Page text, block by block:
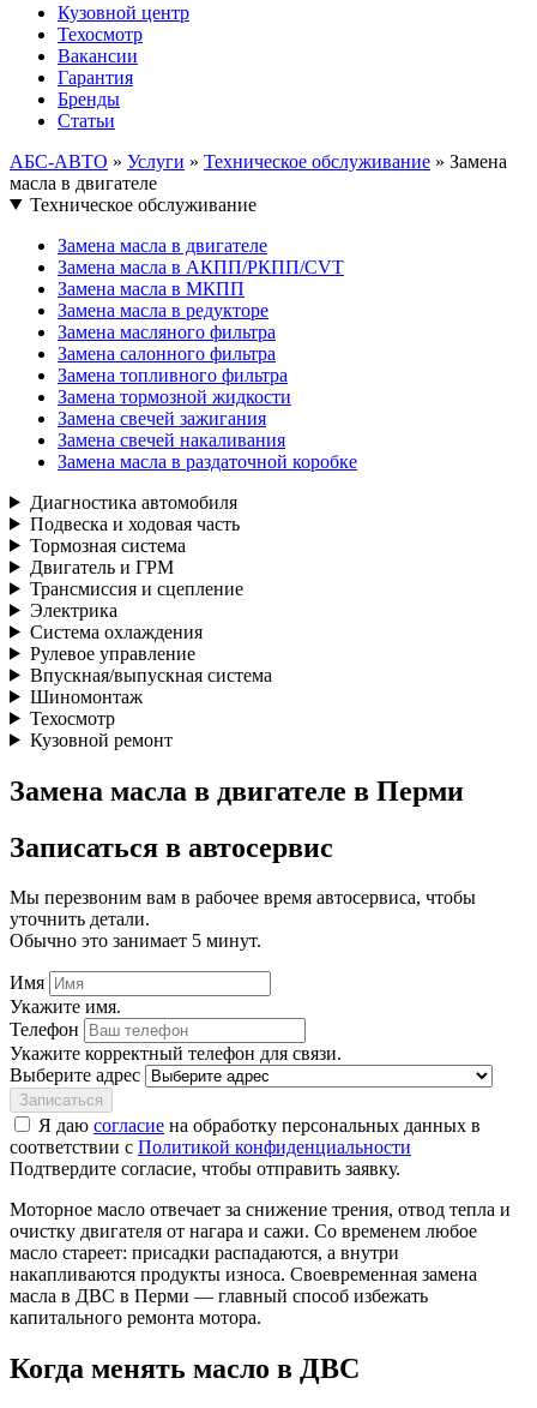
Кузовной центр
Техосмотр
Вакансии
Гарантия
Бренды
Статьи
АБС-АВТО » Услуги » Техническое обслуживание » Замена
масла в двигателе
Техническое обслуживание
Замена масла в двигателе
Замена масла в АКПП/РКПП/CVT
Замена масла в МКПП
Замена масла в редукторе
Замена масляного фильтра
Замена салонного фильтра
Замена топливного фильтра
Замена тормозной жидкости
Замена свечей зажигания
Замена свечей накаливания
Замена масла в раздаточной коробке
Диагностика автомобиля
Подвеска и ходовая часть
Тормозная система
Двигатель и ГРМ
Трансмиссия и сцепление
Электрика
Система охлаждения
Рулевое управление
Впускная/выпускная система
Шиномонтаж
Техосмотр
Кузовной ремонт
Замена масла в двигателе в Перми
Записаться в автосервис
Мы перезвоним вам в рабочее время автосервиса, чтобы
уточнить детали.
Обычно это занимает 5 минут.
Имя
Укажите имя.
Телефон
Укажите корректный телефон для связи.
Выберите адрес
Записаться
Я даю согласие на обработку персональных данных в
соответствии с Политикой конфиденциальности
Подтвердите согласие, чтобы отправить заявку.
Моторное масло отвечает за снижение трения, отвод тепла и
очистку двигателя от нагара и сажи. Со временем любое
масло стареет: присадки распадаются, а внутри
накапливаются продукты износа. Своевременная замена
масла в ДВС в Перми — главный способ избежать
капитального ремонта мотора.
Когда менять масло в ДВС